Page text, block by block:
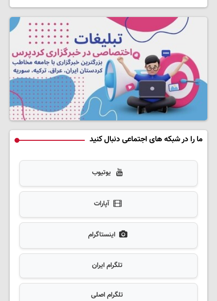
ما را در شبکه های اجتماعی دنبال کنید
یوتیوب
آپارات
اینستاگرام
تلگرام ایران
تلگرام اصلی